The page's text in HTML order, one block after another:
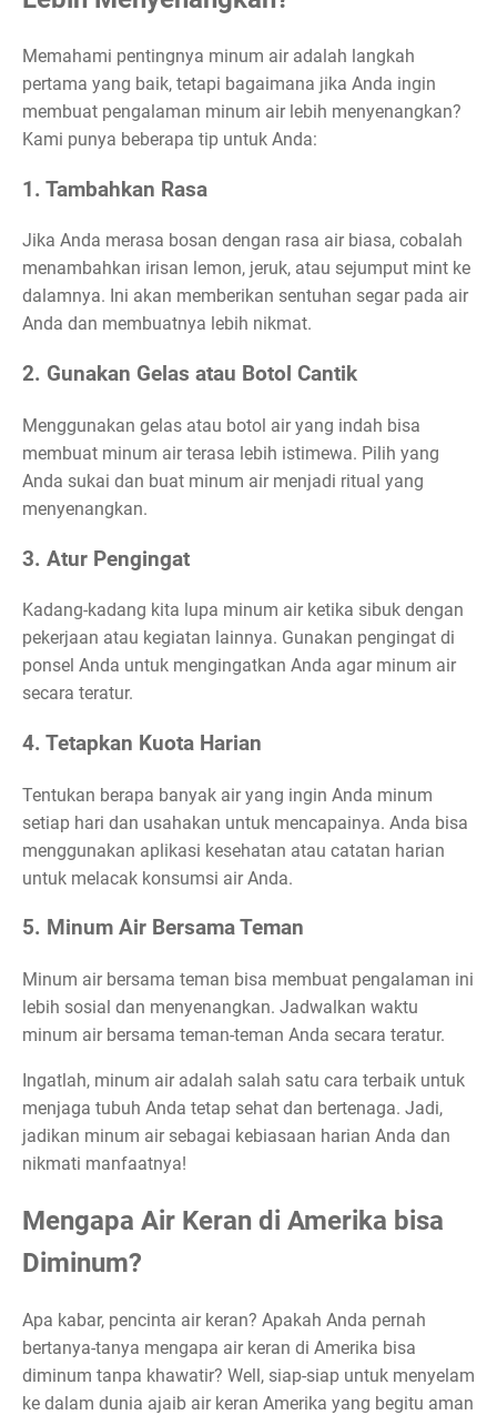
Memahami pentingnya minum air adalah langkah
pertama yang baik, tetapi bagaimana jika Anda ingin
membuat pengalaman minum air lebih menyenangkan?
Kami punya beberapa tip untuk Anda:
1. Tambahkan Rasa
Jika Anda merasa bosan dengan rasa air biasa, cobalah
menambahkan irisan lemon, jeruk, atau sejumput mint ke
dalamnya. Ini akan memberikan sentuhan segar pada air
Anda dan membuatnya lebih nikmat.
2. Gunakan Gelas atau Botol Cantik
Menggunakan gelas atau botol air yang indah bisa
membuat minum air terasa lebih istimewa. Pilih yang
Anda sukai dan buat minum air menjadi ritual yang
menyenangkan.
3. Atur Pengingat
Kadang-kadang kita lupa minum air ketika sibuk dengan
pekerjaan atau kegiatan lainnya. Gunakan pengingat di
ponsel Anda untuk mengingatkan Anda agar minum air
secara teratur.
4. Tetapkan Kuota Harian
Tentukan berapa banyak air yang ingin Anda minum
setiap hari dan usahakan untuk mencapainya. Anda bisa
menggunakan aplikasi kesehatan atau catatan harian
untuk melacak konsumsi air Anda.
5. Minum Air Bersama Teman
Minum air bersama teman bisa membuat pengalaman ini
lebih sosial dan menyenangkan. Jadwalkan waktu
minum air bersama teman-teman Anda secara teratur.
Ingatlah, minum air adalah salah satu cara terbaik untuk
menjaga tubuh Anda tetap sehat dan bertenaga. Jadi,
jadikan minum air sebagai kebiasaan harian Anda dan
nikmati manfaatnya!
Mengapa Air Keran di Amerika bisa
Diminum?
Apa kabar, pencinta air keran? Apakah Anda pernah
bertanya-tanya mengapa air keran di Amerika bisa
diminum tanpa khawatir? Well, siap-siap untuk menyelam
ke dalam dunia ajaib air keran Amerika yang begitu aman